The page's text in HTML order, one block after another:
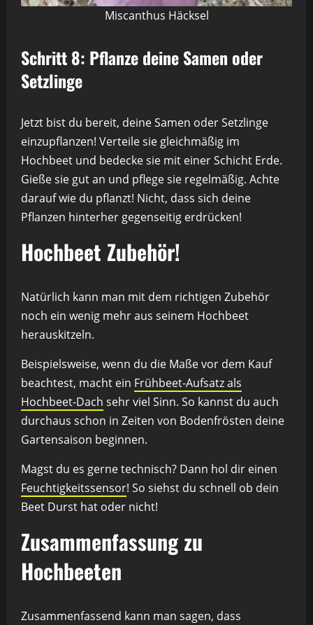
Miscanthus Häcksel
Schritt 8: Pflanze deine Samen oder
Setzlinge
Jetzt bist du bereit, deine Samen oder Setzlinge
einzupflanzen! Verteile sie gleichmäßig im
Hochbeet und bedecke sie mit einer Schicht Erde.
Gieße sie gut an und pflege sie regelmäßig. Achte
darauf wie du pflanzt! Nicht, dass sich deine
Pflanzen hinterher gegenseitig erdrücken!
Hochbeet Zubehör!
Natürlich kann man mit dem richtigen Zubehör
noch ein wenig mehr aus seinem Hochbeet
herauskitzeln.
Beispielsweise, wenn du die Maße vor dem Kauf
beachtest, macht ein Frühbeet-Aufsatz als
Hochbeet-Dach sehr viel Sinn. So kannst du auch
durchaus schon in Zeiten von Bodenfrösten deine
Gartensaison beginnen.
Magst du es gerne technisch? Dann hol dir einen
Feuchtigkeitssensor! So siehst du schnell ob dein
Beet Durst hat oder nicht!
Zusammenfassung zu
Hochbeeten
Zusammenfassend kann man sagen, dass